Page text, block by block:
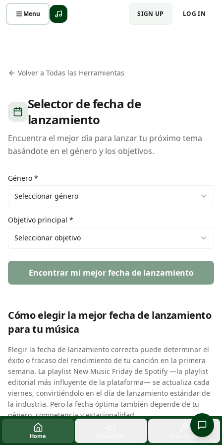
Menu SIGN UP LOG IN
Volver a Todas las Herramientas
Selector de fecha de
lanzamiento
Encuentra el mejor día para lanzar tu próximo tema
basándote en el género y los objetivos.
Género *
Seleccionar género
Objetivo principal *
Seleccionar objetivo
Encontrar mi mejor fecha de lanzamiento
Cómo elegir la mejor fecha de lanzamiento
para tu música
Elegir la fecha de lanzamiento correcta puede determinar el
éxito o fracaso del rendimiento de tu canción en la primera
semana. La playlist New Music Friday de Spotify —la playlist
editorial más influyente de la plataforma— se actualiza cada
viernes, convirtiéndolo en el día de lanzamiento estándar de
la industria. Pero la fecha óptima también depende de tu
género, competencia y estacionalidad.
Nuestro Selector de Fecha de Lanzamiento analiza datos de
Home Free Tools